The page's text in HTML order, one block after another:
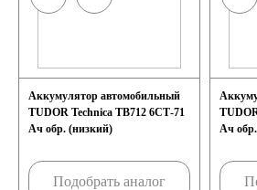
устройства
Автомобильные
Аккумулятор автомобильный
TUDOR Technica TB712 6СТ-71
Ач обр. (низкий)
Подобрать аналог
Ач обр.